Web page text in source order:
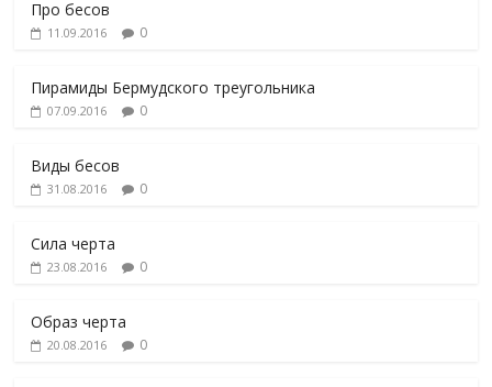
Про бесов
11.09.2016 0
Пирамиды Бермудского треугольника
07.09.2016 0
Виды бесов
31.08.2016 0
Сила черта
23.08.2016 0
Образ черта
20.08.2016 0